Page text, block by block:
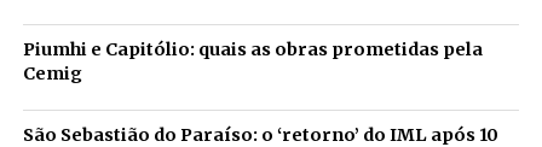
Piumhi e Capitólio: quais as obras prometidas pela
Cemig
São Sebastião do Paraíso: o ‘retorno’ do IML após 10